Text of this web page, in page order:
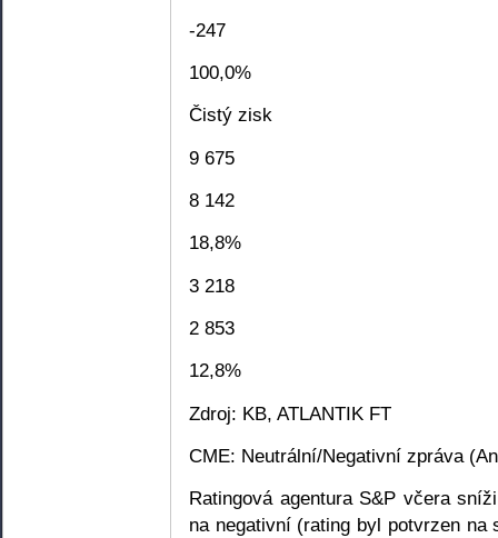
-247
100,0%
Čistý zisk
9 675
8 142
18,8%
3 218
2 853
12,8%
Zdroj: KB, ATLANTIK FT
CME: Neutrální/Negativní zpráva
Ratingová agentura S&P včera
na negativní (rating byl potvrzen